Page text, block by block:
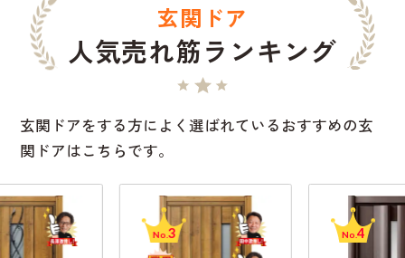
玄関ドア
人気売れ筋ランキング
玄関ドアをする方によく選ばれているおすすめの玄
関ドアはこちらです。